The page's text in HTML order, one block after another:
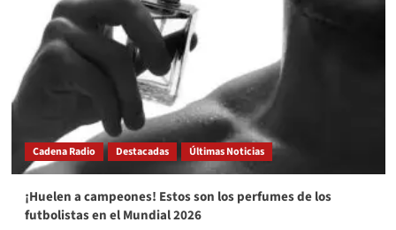
Cadena Radio Destacadas Últimas Noticias
¡Huelen a campeones! Estos son los perfumes de los
futbolistas en el Mundial 2026